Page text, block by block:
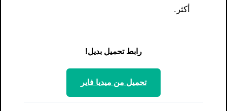
أكثر.
رابط تحميل بديل!
تحميل من ميديا ​​فاير